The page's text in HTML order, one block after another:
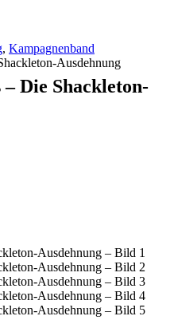
, Kampagnenband
Ausdehnung